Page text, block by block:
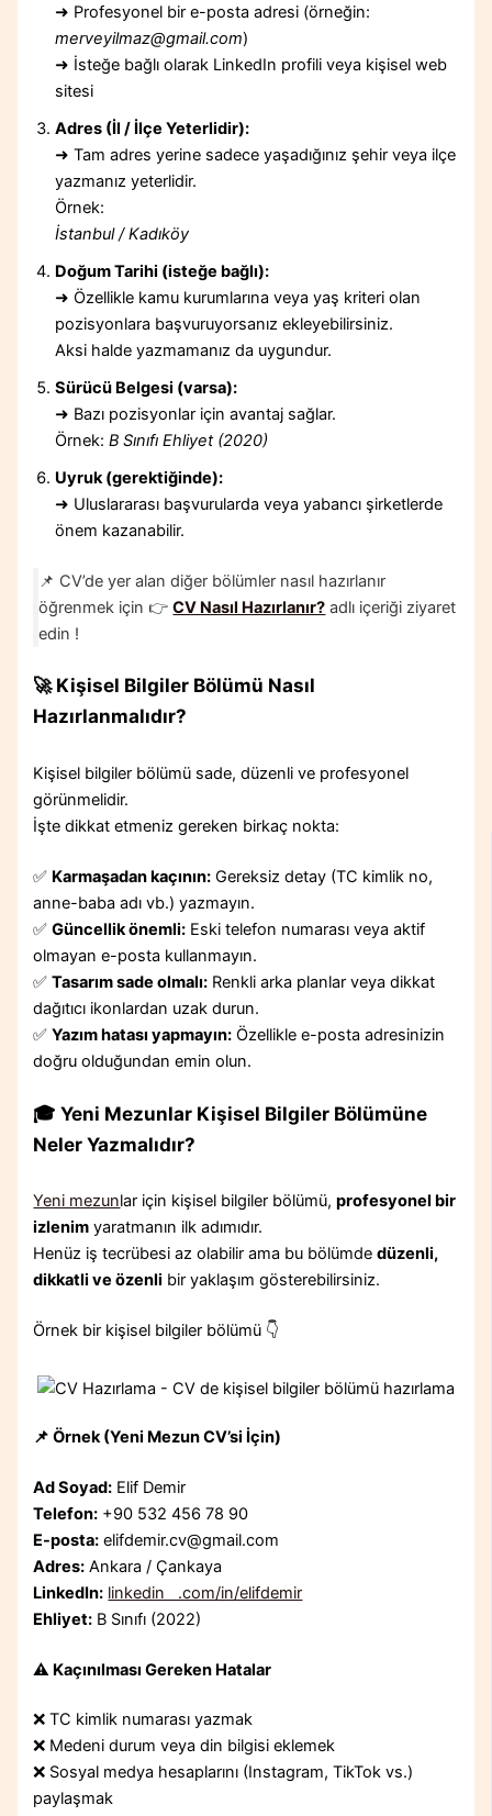
➜ Profesyonel bir e-posta adresi (örneğin:
merveyilmaz@gmail.com)
➜ İsteğe bağlı olarak LinkedIn profili veya kişisel web
sitesi
Adres (İl / İlçe Yeterlidir):
➜ Tam adres yerine sadece yaşadığınız şehir veya ilçe
yazmanız yeterlidir.
Örnek:
İstanbul / Kadıköy
Doğum Tarihi (isteğe bağlı):
➜ Özellikle kamu kurumlarına veya yaş kriteri olan
pozisyonlara başvuruyorsanız ekleyebilirsiniz.
Aksi halde yazmamanız da uygundur.
Sürücü Belgesi (varsa):
➜ Bazı pozisyonlar için avantaj sağlar.
Örnek:B Sınıfı Ehliyet (2020)
Uyruk (gerektiğinde):
➜ Uluslararası başvurularda veya yabancı şirketlerde
önem kazanabilir.
📌 CV’de yer alan diğer bölümler nasıl hazırlanır
öğrenmek için 👉CV Nasıl Hazırlanır? adlı içeriği ziyaret
edin !
🚀 Kişisel Bilgiler Bölümü Nasıl
Hazırlanmalıdır?
Kişisel bilgiler bölümü sade, düzenli ve profesyonel
görünmelidir.
İşte dikkat etmeniz gereken birkaç nokta:
✅ Karmaşadan kaçının: Gereksiz detay (TC kimlik no,
anne-baba adı vb.) yazmayın.
✅Güncellik önemli: Eski telefon numarası veya aktif
olmayan e-posta kullanmayın.
✅Tasarım sade olmalı: Renkli arka planlar veya dikkat
dağıtıcı ikonlardan uzak durun.
✅Yazım hatası yapmayın: Özellikle e-posta adresinizin
doğru olduğundan emin olun.
🎓 Yeni Mezunlar Kişisel Bilgiler Bölümüne
Neler Yazmalıdır?
Yeni mezunlar için kişisel bilgiler bölümü,profesyonel bir
izlenim yaratmanın ilk adımıdır.
Henüz iş tecrübesi az olabilir ama bu bölümdedüzenli,
dikkatli ve özenli bir yaklaşım gösterebilirsiniz.
Örnek bir kişisel bilgiler bölümü 👇
📌 Örnek (Yeni Mezun CV’si İçin)
Ad Soyad: Elif Demir
Telefon: +90 532 456 78 90
E-posta: elifdemir.cv@gmail.com
Adres: Ankara / Çankaya
LinkedIn: linkedin .com/in/elifdemir
Ehliyet: B Sınıfı (2022)
⚠️ Kaçınılması Gereken Hatalar
❌ TC kimlik numarası yazmak
❌ Medeni durum veya din bilgisi eklemek
❌ Sosyal medya hesaplarını (Instagram, TikTok vs.)
paylaşmak